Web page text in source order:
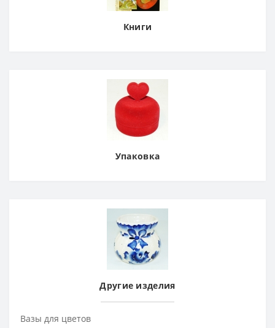
Книги
Упаковка
Другие изделия
Вазы для цветов